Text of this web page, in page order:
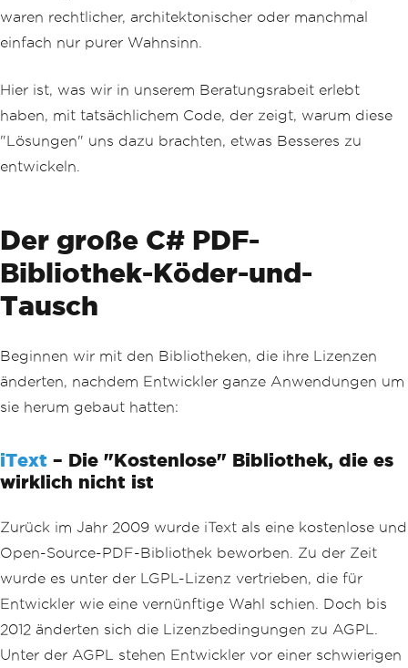
waren rechtlicher, architektonischer oder manchmal
einfach nur purer Wahnsinn.
Hier ist, was wir in unserem Beratungsrabeit erlebt
haben, mit tatsächlichem Code, der zeigt, warum diese
"Lösungen" uns dazu brachten, etwas Besseres zu
entwickeln.
Der große C# PDF-
Bibliothek-Köder-und-
Tausch
Beginnen wir mit den Bibliotheken, die ihre Lizenzen
änderten, nachdem Entwickler ganze Anwendungen um
sie herum gebaut hatten:
iText – Die "Kostenlose" Bibliothek, die es
wirklich nicht ist
Zurück im Jahr 2009 wurde iText als eine kostenlose und
Open-Source-PDF-Bibliothek beworben. Zu der Zeit
wurde es unter der LGPL-Lizenz vertrieben, die für
Entwickler wie eine vernünftige Wahl schien. Doch bis
2012 änderten sich die Lizenzbedingungen zu AGPL.
Unter der AGPL stehen Entwickler vor einer schwierigen